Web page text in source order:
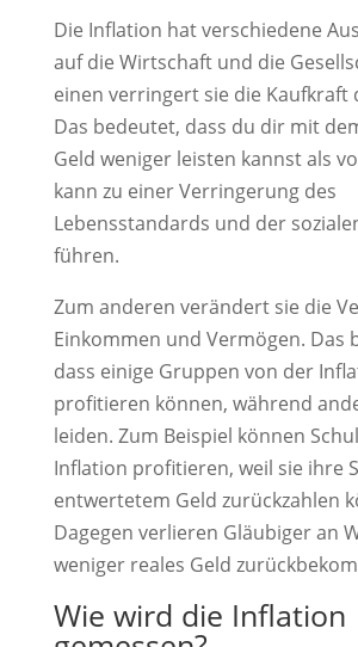
Die Inflation hat verschiedene
auf die Wirtschaft und die
einen verringert sie die Kaufkraft
Das bedeutet, dass du dir mit
Geld weniger leisten kannst als
kann zu einer Verringerung des
Lebensstandards und der
führen.
Zum anderen verändert sie die
Einkommen und Vermögen. Das
dass einige Gruppen von der
profitieren können, während
leiden. Zum Beispiel können
Inflation profitieren, weil sie ihre
entwertetem Geld zurückzahlen
Dagegen verlieren Gläubiger an
weniger reales Geld
Wie wird die Inflation